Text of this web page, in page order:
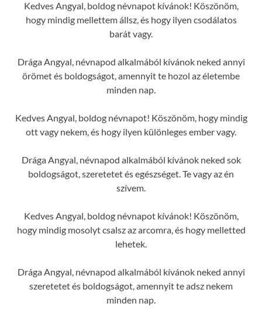
Kedves Angyal, boldog névnapot kívánok! Köszönöm,
hogy mindig mellettem állsz, és hogy ilyen csodálatos
barát vagy.
Drága Angyal, névnapod alkalmából kívánok neked annyi
örömet és boldogságot, amennyit te hozol az életembe
minden nap.
Kedves Angyal, boldog névnapot! Köszönöm, hogy mindig
ott vagy nekem, és hogy ilyen különleges ember vagy.
Drága Angyal, névnapod alkalmából kívánok neked sok
boldogságot, szeretetet és egészséget. Te vagy az én
szívem.
Kedves Angyal, boldog névnapot kívánok! Köszönöm,
hogy mindig mosolyt csalsz az arcomra, és hogy melletted
lehetek.
Drága Angyal, névnapod alkalmából kívánok neked annyi
szeretetet és boldogságot, amennyit te adsz nekem
minden nap.